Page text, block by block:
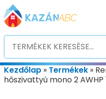
Kezdőlap » Termékek »
hőszivattyú mono 2 AWHP